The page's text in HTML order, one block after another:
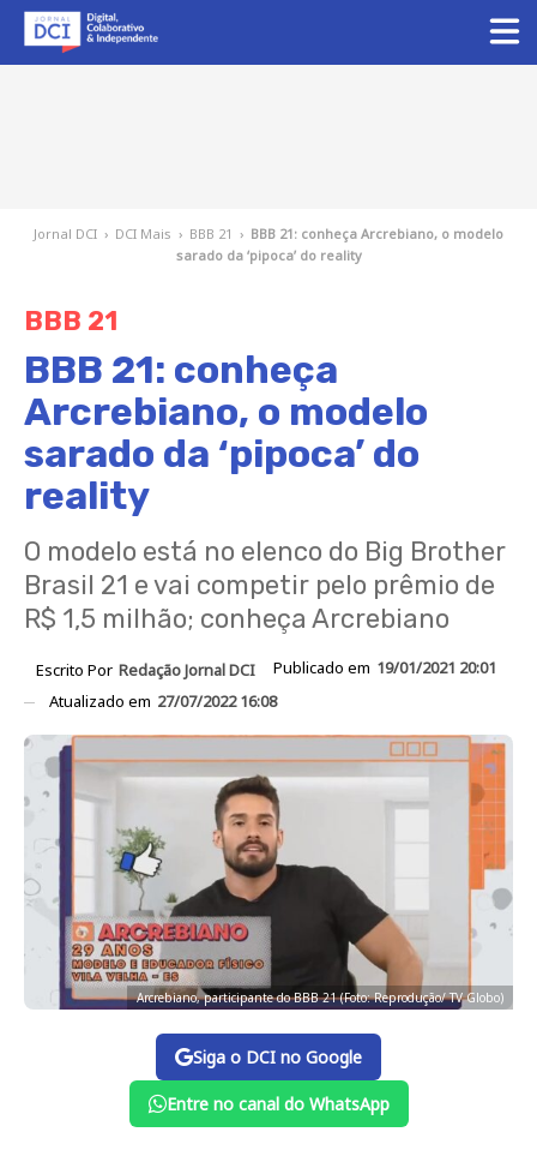
Jornal DCI › DCI Mais › BBB 21 › BBB 21: conheça Arcrebiano, o modelo
sarado da ‘pipoca’ do reality
BBB 21
BBB 21: conheça
Arcrebiano, o modelo
sarado da ‘pipoca’ do
reality
O modelo está no elenco do Big Brother
Brasil 21 e vai competir pelo prêmio de
R$ 1,5 milhão; conheça Arcrebiano
Escrito Por Redação Jornal DCI Publicado em 19/01/2021 20:01
Atualizado em 27/07/2022 16:08
Arcrebiano, participante do BBB 21 (Foto: Reprodução/ TV Globo)
Siga o DCI no Google
Entre no canal do WhatsApp